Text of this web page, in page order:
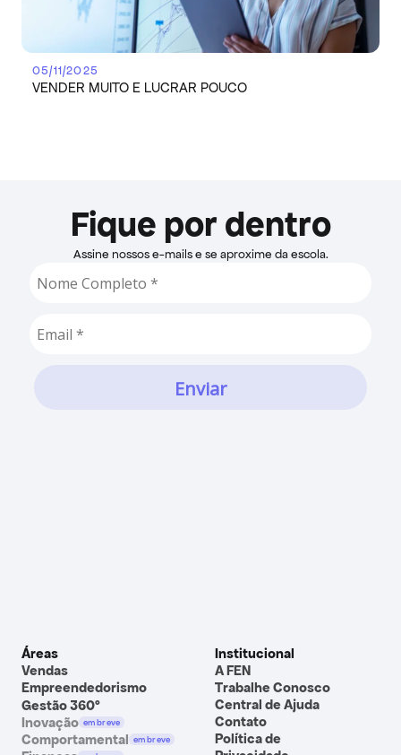
05/11/2025
VENDER MUITO E LUCRAR POUCO
Fique por dentro
Assine nossos e-mails e se aproxime da escola.
Institucional
A FEN
Trabalhe Conosco
Central de Ajuda
Contato
Política de
Áreas
Vendas
Empreendedorismo
Gestão 360º
Inovação em breve
Comportamental em breve